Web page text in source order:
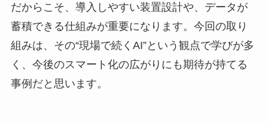
だからこそ、導入しやすい装置設計や、データが
蓄積できる仕組みが重要になります。今回の取り
組みは、その“現場で続くAI”という観点で学びが多
く、今後のスマート化の広がりにも期待が持てる
事例だと思います。